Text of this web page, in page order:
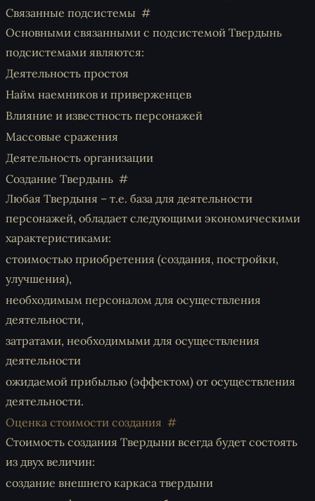
Связанные подсистемы
Основными связанными с подсистемой Твердынь
подсистемами являются:
Деятельность простоя
Найм наемников и приверженцев
Влияние и известность персонажей
Массовые сражения
Деятельность организации
Создание Твердынь
Любая Твердыня – т.е. база для деятельности
персонажей, обладает следующими экономическими
характеристиками:
стоимостью приобретения (создания, постройки,
улучшения),
необходимым персоналом для осуществления
деятельности,
затратами, необходимыми для осуществления
деятельности
ожидаемой прибылью (эффектом) от осуществления
деятельности.
Оценка стоимости создания
Стоимость создания Твердыни всегда будет состоять
из двух величин:
создание внешнего каркаса твердыни